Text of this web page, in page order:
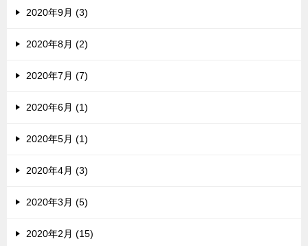
2020年9月 (3)
2020年8月 (2)
2020年7月 (7)
2020年6月 (1)
2020年5月 (1)
2020年4月 (3)
2020年3月 (5)
2020年2月 (15)